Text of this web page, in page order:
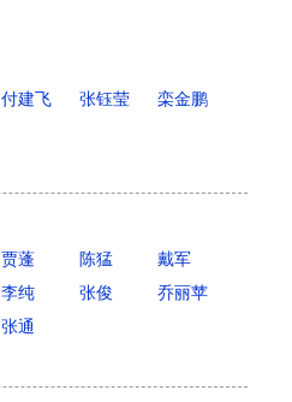
付建飞 张钰莹
栾金鹏
贾蓬 陈猛
戴军
李纯 张俊
乔丽苹
张通